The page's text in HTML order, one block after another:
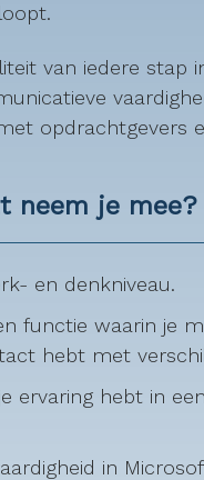
van iedere stap
opdrachtgevers
neem je mee?
en denkniveau.
functie waarin je
hebt met
ervaring hebt in
in